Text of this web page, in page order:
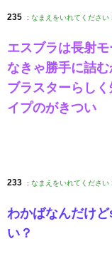
235 : なまえをいれてください
エスブラは長射
なきゃ勝手に詰
ブラスターらし
イプのがきつい
233 : なまえをいれてください
わかばなんだけ
い？